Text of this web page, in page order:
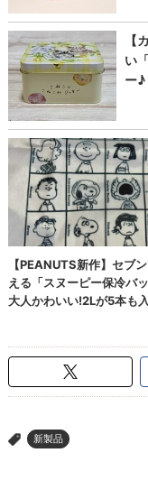
> 新製品